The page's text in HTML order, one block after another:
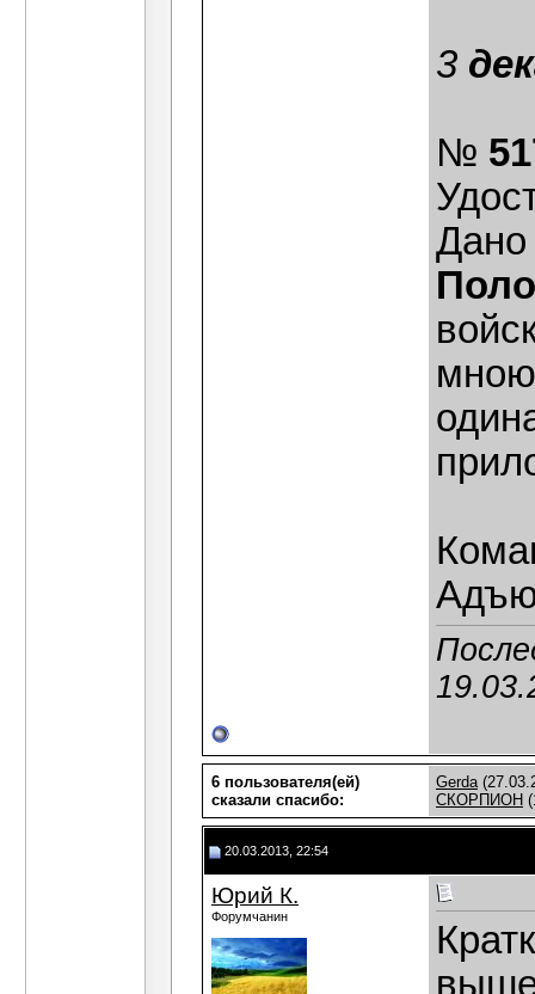
3
№
Дано
6 пользователя(ей)
сказали cпасибо:
Gerda
СКОРПИОН
20.03.2013, 22:54
Юрий К.
Форумчанин